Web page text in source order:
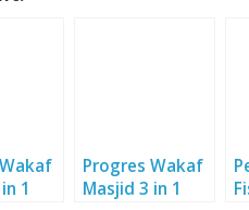
1
Progres Wakaf
Masjid 3 in 1